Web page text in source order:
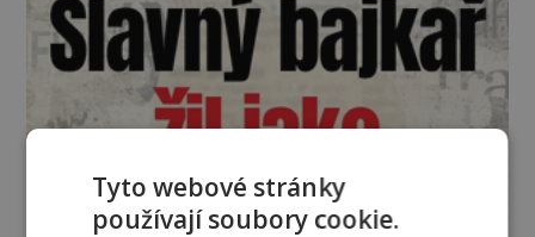
Tyto webové stránky
používají soubory cookie.